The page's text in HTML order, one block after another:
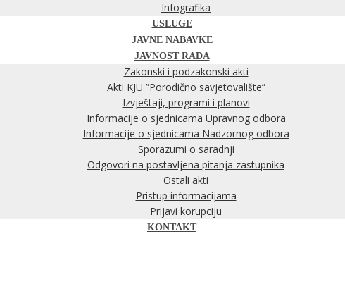
Infografika
USLUGE
JAVNE NABAVKE
JAVNOST RADA
Zakonski i podzakonski akti
Akti KJU ”Porodično savjetovalište”
Izvještaji, programi i planovi
Informacije o sjednicama Upravnog odbora
Informacije o sjednicama Nadzornog odbora
Sporazumi o saradnji
Odgovori na postavljena pitanja zastupnika
Ostali akti
Pristup informacijama
Prijavi korupciju
KONTAKT